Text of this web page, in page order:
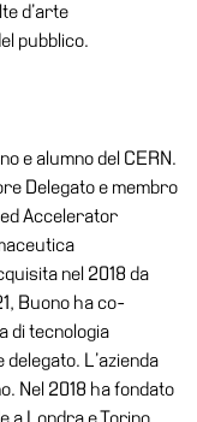
d’arte
pubblico.
e alumno del CERN.
Delegato e membro
Accelerator
nel 2018 da
Buono ha co-
di tecnologia
L’azienda
Nel 2018 ha fondato